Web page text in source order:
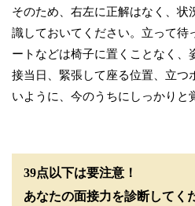
そのため、右左に正解はなく、状
識しておいてください。立って待
ートなどは椅子に置くことなく、
接当日、緊張して座る位置、立つ
いように、今のうちにしっかりと
39点以下は要注意！
あなたの面接力を診断してく